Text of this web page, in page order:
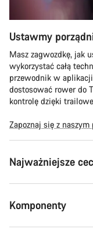
Ustawmy
Masz zagwozdkę, jak
wykorzystać całą
przewodnik w aplikacji
dostosować rower do
kontrolę dzięki
Zapoznaj się z
Najważniejsze
Komponenty